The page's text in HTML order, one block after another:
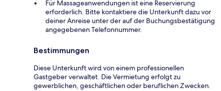
Für Massageanwendungen ist eine Reservierung
erforderlich. Bitte kontaktiere die Unterkunft dazu vor
deiner Anreise unter der auf der Buchungsbestätigung
angegebenen Telefonnummer.
Bestimmungen
Diese Unterkunft wird von einem professionellen
Gastgeber verwaltet. Die Vermietung erfolgt zu
gewerblichen, geschäftlichen oder beruflichen Zwecken.